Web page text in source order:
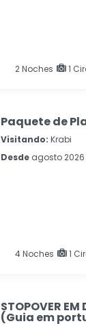
2Noches 1
Paquete de
Visitando: Krabi
Desde agosto 2026
4Noches 1
STOPOVER EM
(Guia em